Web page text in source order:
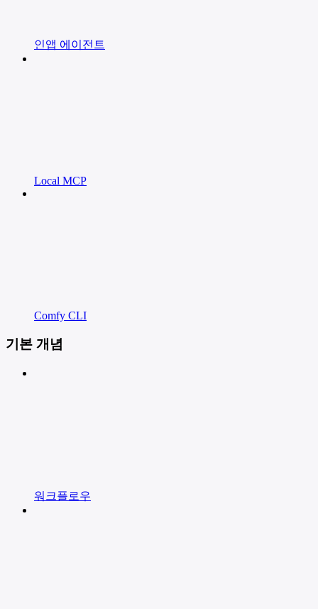
인앱 에이전트
Local MCP
Comfy CLI
기본 개념
워크플로우